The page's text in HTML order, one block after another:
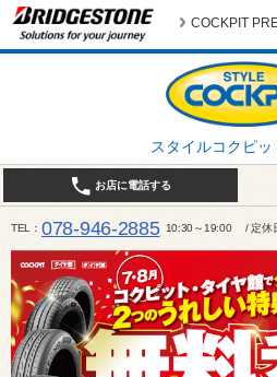
スタイルコクピッ
COCKPIT
お店に電話する
TEL 078-946-2885 10:30～19:00 / 定休